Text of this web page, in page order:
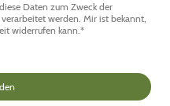
Daten zum Zweck der
werden. Mir ist bekannt,
widerrufen kann.*